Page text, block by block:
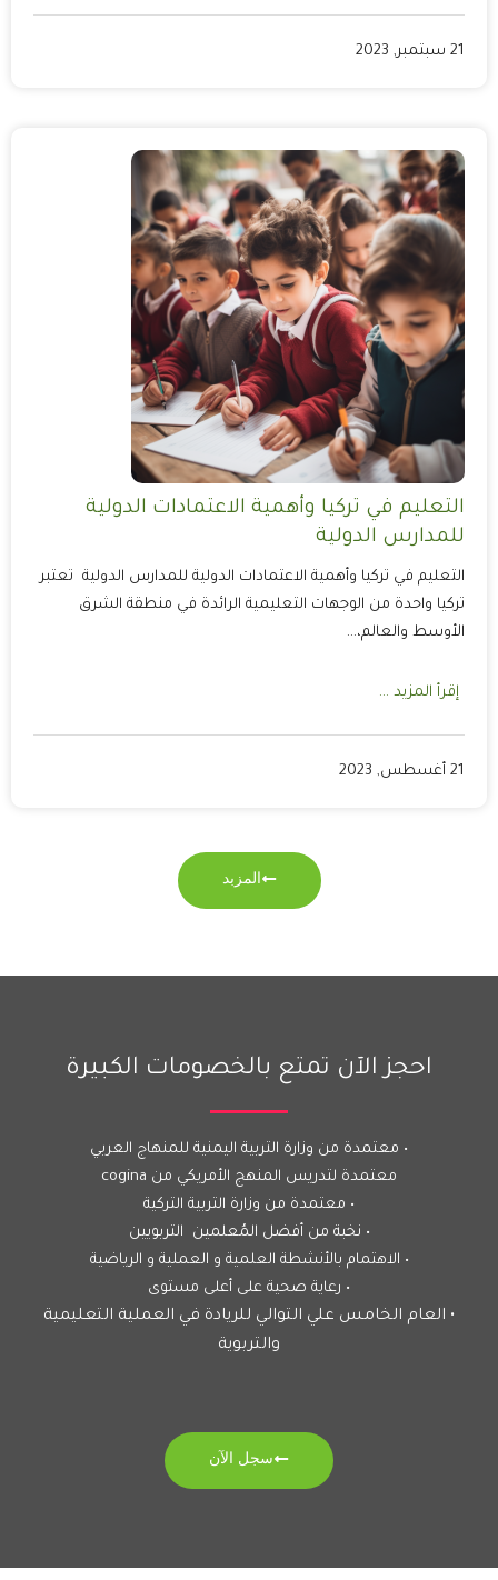
21 سبتمبر, 2023
التعليم في تركيا وأهمية الاعتمادات الدولية
للمدارس الدولية
التعليم في تركيا وأهمية الاعتمادات الدولية للمدارس الدولية تعتبر
تركيا واحدة من الوجهات التعليمية الرائدة في منطقة الشرق
الأوسط والعالم،…
إقرأ المزيد ...
21 أغسطس, 2023
المزبد
احجز الآن تمتع بالخصومات الكبيرة
• معتمدة من وزارة التربية اليمنية للمنهاج العربي
معتمدة لتدريس المنهج الأمريكي من cogina
• معتمدة من وزارة التربية التركية
• نخبة من أفضل المُعلمين التربويين
• الاهتمام بالأنشطة العلمية و العملية و الرياضية
• رعاية صحية على أعلى مستوى
• العام الخامس علي التوالي للريادة في العملية التعليمية
والتربوية
سجل الآن